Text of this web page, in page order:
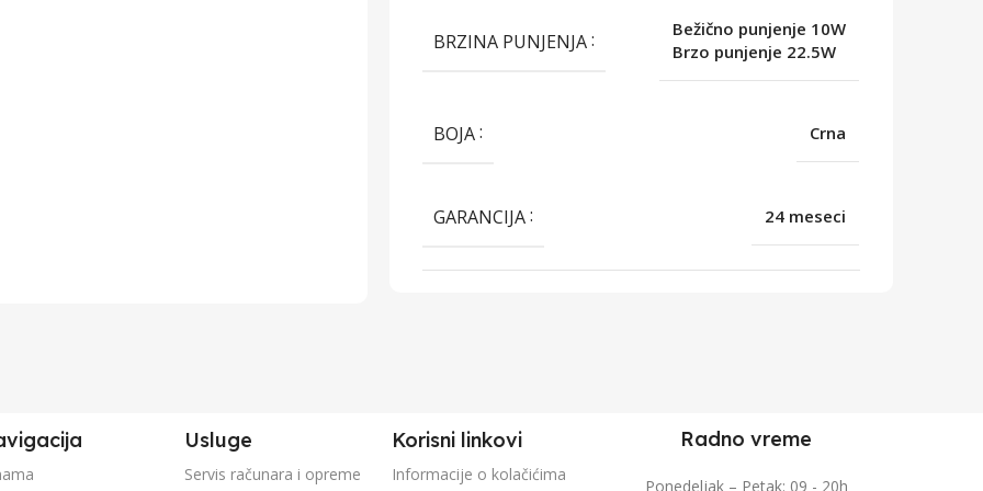
BRZINA PUNJENJA
Bežično punjenje 10W
Brzo punjenje 22.5W
BOJA Crna
GARANCIJA 24 meseci
Usluge
Servis računara i opreme
Korisni linkovi
Informacije o kolačićima
Radno vreme
Ponedeljak – Petak: 09 - 20h